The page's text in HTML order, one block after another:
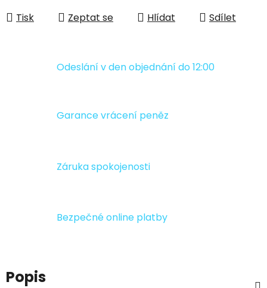
Tisk Zeptat se Hlídat Sdílet
Odeslání v den objednání do 12:00
Garance vrácení peněz
Záruka spokojenosti
Bezpečné online platby
Popis